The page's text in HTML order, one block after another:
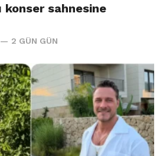
konser sahnesine
2 GÜN GÜN